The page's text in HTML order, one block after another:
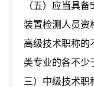
（五）应当具
装置检测人员资
高级技术职称的
类专业的各不少
三）中级技术职